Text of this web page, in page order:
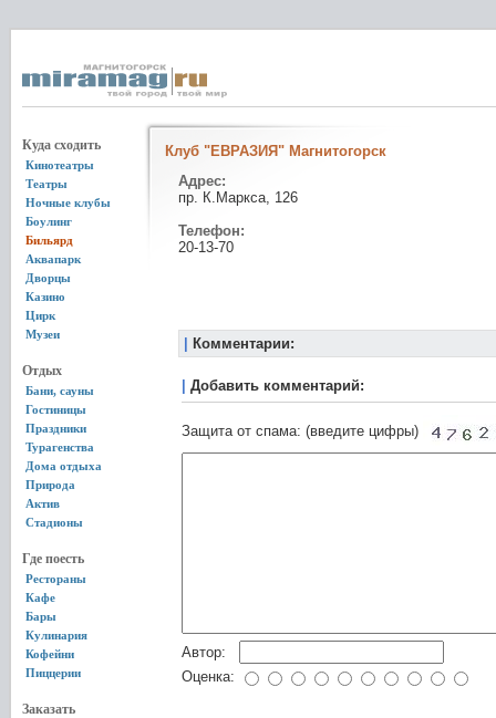
Куда сходить
Кинотеатры
Театры
Ночные клубы
Боулинг
Бильярд
Аквапарк
Дворцы
Казино
Цирк
Музеи
Отдых
Бани, сауны
Гостиницы
Праздники
Турагенства
Дома отдыха
Природа
Актив
Стадионы
Где поесть
Рестораны
Кафе
Бары
Кулинария
Кофейни
Пиццерии
Заказать
Клуб "ЕВРАЗИЯ" Магнитогорск
Адрес:
пр. К.Маркса, 126
Телефон:
20-13-70
Комментарии:
Добавить комментарий:
Защита от спама: (введите цифры)
Автор:
Оценка: